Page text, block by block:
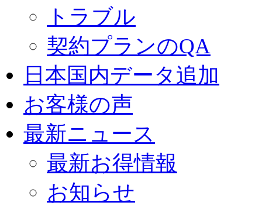
トラブル
契約プランのQA
日本国内データ追加
お客様の声
最新ニュース
最新お得情報
お知らせ